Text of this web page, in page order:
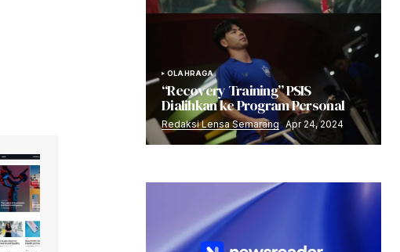
OLAHRAGA
“Recovery Training” PSIS
Dialihkan ke Program Personal
Redaksi Lensa Semarang Apr 24, 2024